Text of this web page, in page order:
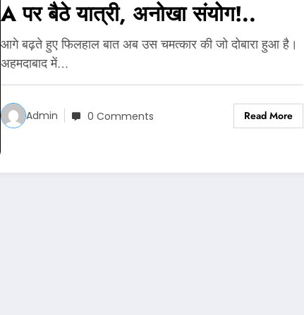
A पर बैठे यात्री, अनोखा संयोग!..
आगे बढ़ते हुए फिलहाल बात अब उस चमत्कार की जो दोबारा हुआ है।
अहमदाबाद में…
Admin 0 Comments Read More